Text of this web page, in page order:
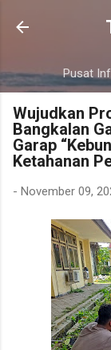
Pusat
Wujudkan
Bangkalan
Garap
Ketahanan
- November 09,